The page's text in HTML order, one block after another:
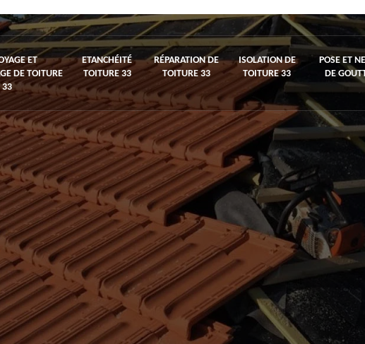
ET
DE TOITURE
33
ETANCHÉITÉ
TOITURE 33
RÉPARATION DE
TOITURE 33
ISOLATION DE
TOITURE 33
POSE ET
DE